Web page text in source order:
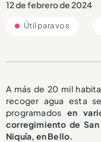
12 de febrero de 2024
Útil para vos
A más de 20 mil
recoger agua esta
programados en
corregimiento de
Niquía, en Bello.